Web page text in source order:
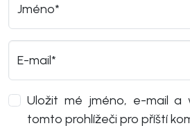
Jméno*
E-mail*
Uložit mé jméno, e-mail a
tomto prohlížeči pro příští